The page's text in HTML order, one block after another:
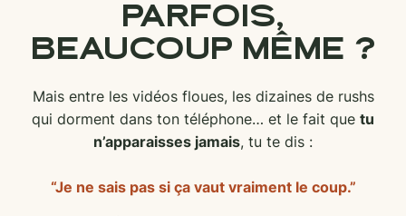
PARFOIS,
BEAUCOUP MÊME ?
Mais entre les vidéos floues, les dizaines de rushs
qui dorment dans ton téléphone… et le fait que tu
n’apparaisses jamais, tu te dis :
“Je ne sais pas si ça vaut vraiment le coup.”